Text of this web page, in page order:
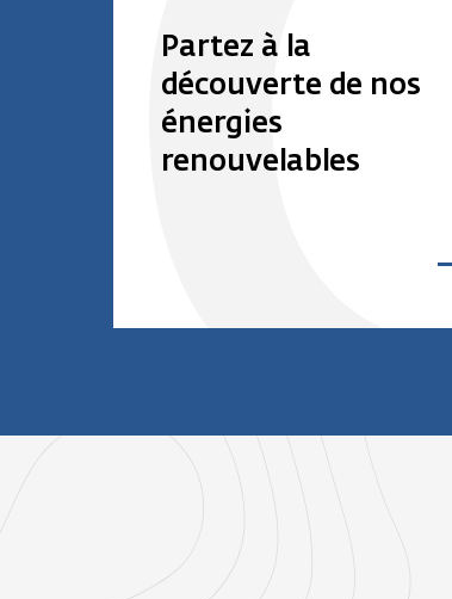
Partez à la
découverte de nos
énergies
renouvelables